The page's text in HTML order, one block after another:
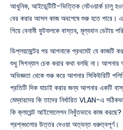
আধুনিক, আইডেন্টিটি-ভিত্তিক নেটওয়ার্ক চালু
বের করার আসল কাজ অবশেষে শুরু হতে পারে।
গিয়ে বেনামী ফুটফলকে বাস্তব, মূল্যবান ডেটায়
ডিপ্লয়মেন্টের পর আপনাকে প্রথমেই যে
শুধু সিগন্যাল চেক করার কথা বলছি না। আপনার
অভিজ্ঞতা থেকে শুরু করে আপনার সিকিউরিটি
প্রতিটি দিক যাচাই করার জন্য আপনার একটি
মেম্বারদের কি তাদের নির্ধারিত VLAN-এ
কি ক্লায়েন্ট আইসোলেশন নিখুঁতভাবে কাজ
প্রশ্নগুলোর উত্তর দেওয়া অত্যন্ত গুরুত্বপূর্ণ।